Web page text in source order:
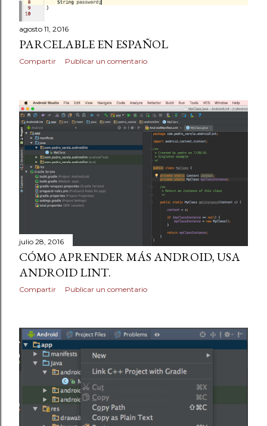
a
d
a
agosto 11, 2016
PARCELABLE EN ESPAÑOL
Compartir Publicar un comentario
julio 28, 2016
CÓMO APRENDER MÁS ANDROID, USA
ANDROID LINT.
Compartir Publicar un comentario